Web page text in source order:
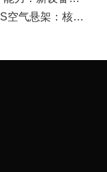
减震器VS空气悬架：核心区别&独特优势